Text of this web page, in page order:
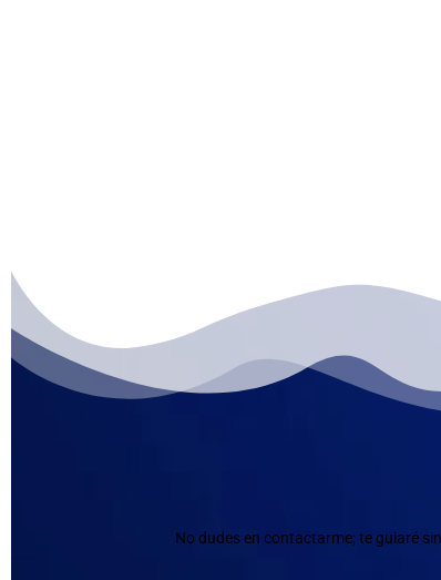
No dudes en contactarme; te guiaré